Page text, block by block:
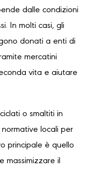
dalle condizioni
In molti casi, gli
donati a enti di
mercatini
vita e aiutare
o smaltiti in
locali per
principale è quello
massimizzare il